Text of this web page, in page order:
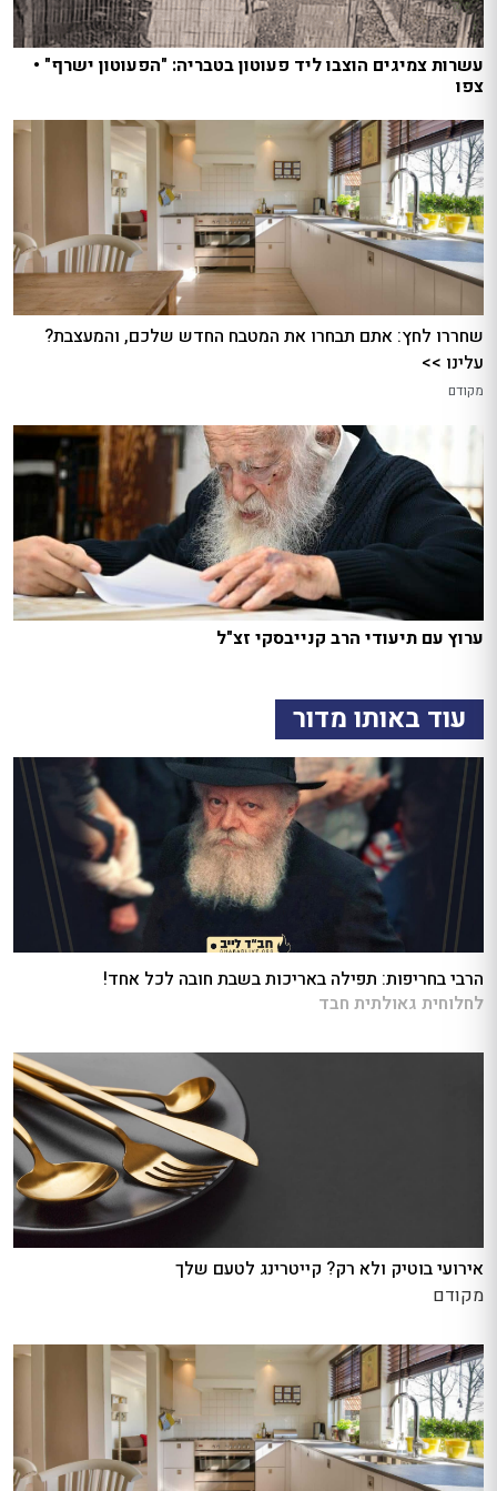
עשרות צמיגים הוצבו ליד פעוטון בטבריה: "הפעוטון ישרף" •
צפו
שחררו לחץ: אתם תבחרו את המטבח החדש שלכם, והמעצבת?
עלינו >>
מקודם
ערוץ עם תיעודי הרב קנייבסקי זצ"ל
עוד באותו מדור
הרבי בחריפות: תפילה באריכות בשבת חובה לכל אחד!
לחלוחית גאולתית חבד
אירועי בוטיק ולא רק? קייטרינג לטעם שלך
מקודם